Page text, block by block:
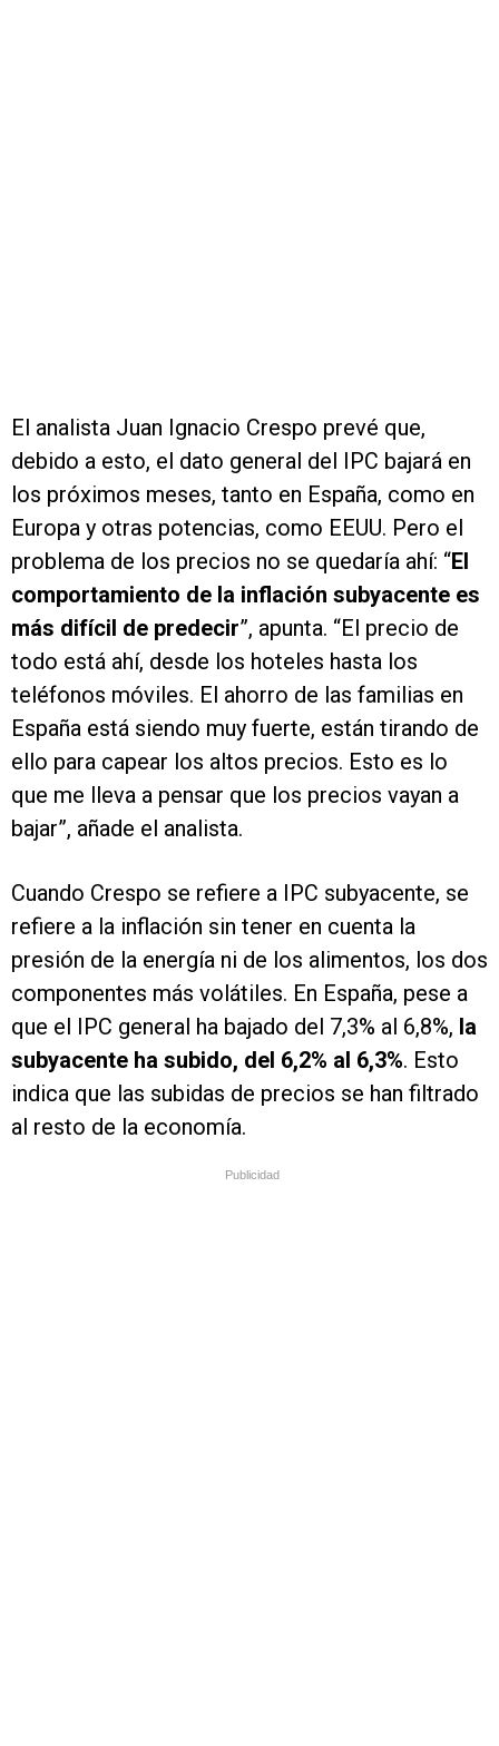
El analista Juan Ignacio Crespo prevé que,
debido a esto, el dato general del IPC bajará en
los próximos meses, tanto en España, como en
Europa y otras potencias, como EEUU. Pero el
problema de los precios no se quedaría ahí: “El
comportamiento de la inflación subyacente es
más difícil de predecir”, apunta. “El precio de
todo está ahí, desde los hoteles hasta los
teléfonos móviles. El ahorro de las familias en
España está siendo muy fuerte, están tirando de
ello para capear los altos precios. Esto es lo
que me lleva a pensar que los precios vayan a
bajar”, añade el analista.
Cuando Crespo se refiere a IPC subyacente, se
refiere a la inflación sin tener en cuenta la
presión de la energía ni de los alimentos, los dos
componentes más volátiles. En España, pese a
que el IPC general ha bajado del 7,3% al 6,8%, la
subyacente ha subido, del 6,2% al 6,3%. Esto
indica que las subidas de precios se han filtrado
al resto de la economía.
Publicidad